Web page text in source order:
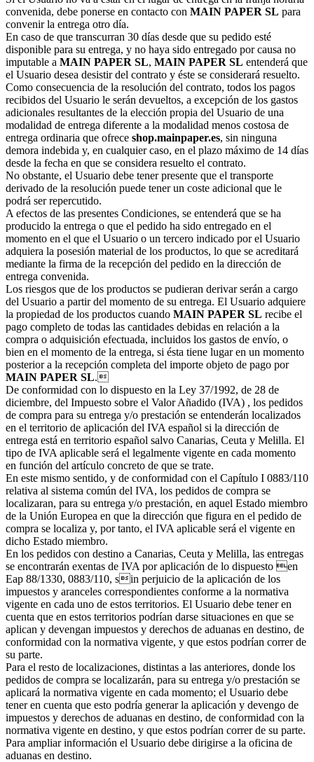
convenida, debe ponerse en contacto con MAIN PAPER SL para
convenir la entrega otro día.
En caso de que transcurran 30 días desde que su pedido esté
disponible para su entrega, y no haya sido entregado por causa no
imputable a MAIN PAPER SL, MAIN PAPER SL entenderá que
el Usuario desea desistir del contrato y éste se considerará resuelto.
Como consecuencia de la resolución del contrato, todos los pagos
recibidos del Usuario le serán devueltos, a excepción de los gastos
adicionales resultantes de la elección propia del Usuario de una
modalidad de entrega diferente a la modalidad menos costosa de
entrega ordinaria que ofrece shop.mainpaper.es, sin ninguna
demora indebida y, en cualquier caso, en el plazo máximo de 14 días
desde la fecha en que se considera resuelto el contrato.
No obstante, el Usuario debe tener presente que el transporte
derivado de la resolución puede tener un coste adicional que le
podrá ser repercutido.
A efectos de las presentes Condiciones, se entenderá que se ha
producido la entrega o que el pedido ha sido entregado en el
momento en el que el Usuario o un tercero indicado por el Usuario
adquiera la posesión material de los productos, lo que se acreditará
mediante la firma de la recepción del pedido en la dirección de
entrega convenida.
Los riesgos que de los productos se pudieran derivar serán a cargo
del Usuario a partir del momento de su entrega. El Usuario adquiere
la propiedad de los productos cuando MAIN PAPER SL recibe el
pago completo de todas las cantidades debidas en relación a la
compra o adquisición efectuada, incluidos los gastos de envío, o
bien en el momento de la entrega, si ésta tiene lugar en un momento
posterior a la recepción completa del importe objeto de pago por
MAIN PAPER SL.
De conformidad con lo dispuesto en la Ley 37/1992, de 28 de
diciembre, del Impuesto sobre el Valor Añadido (IVA) , los pedidos
de compra para su entrega y/o prestación se entenderán localizados
en el territorio de aplicación del IVA español si la dirección de
entrega está en territorio español salvo Canarias, Ceuta y Melilla. El
tipo de IVA aplicable será el legalmente vigente en cada momento
en función del artículo concreto de que se trate.
En este mismo sentido, y de conformidad con el Capítulo I 0883/110
relativa al sistema común del IVA, los pedidos de compra se
localizaran, para su entrega y/o prestación, en aquel Estado miembro
de la Unión Europea en que la dirección que figura en el pedido de
compra se localiza y, por tanto, el IVA aplicable será el vigente en
dicho Estado miembro.
En los pedidos con destino a Canarias, Ceuta y Melilla, las entregas
se encontrarán exentas de IVA por aplicación de lo dispuesto en
Eap 88/1330, 0883/110, sin perjuicio de la aplicación de los
impuestos y aranceles correspondientes conforme a la normativa
vigente en cada uno de estos territorios. El Usuario debe tener en
cuenta que en estos territorios podrían darse situaciones en que se
aplican y devengan impuestos y derechos de aduanas en destino, de
conformidad con la normativa vigente, y que estos podrían correr de
su parte.
Para el resto de localizaciones, distintas a las anteriores, donde los
pedidos de compra se localizarán, para su entrega y/o prestación se
aplicará la normativa vigente en cada momento; el Usuario debe
tener en cuenta que esto podría generar la aplicación y devengo de
impuestos y derechos de aduanas en destino, de conformidad con la
normativa vigente en destino, y que estos podrían correr de su parte.
Para ampliar información el Usuario debe dirigirse a la oficina de
aduanas en destino.